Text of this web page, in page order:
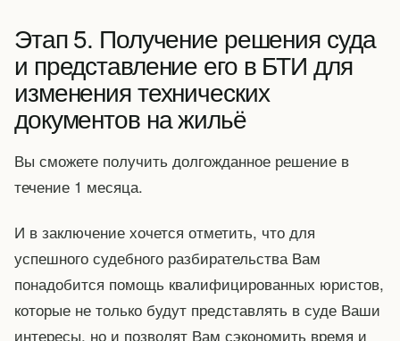
Этап 5. Получение решения суда
и представление его в БТИ для
изменения технических
документов на жильё
Вы сможете получить долгожданное решение в
течение 1 месяца.
И в заключение хочется отметить, что для
успешного судебного разбирательства Вам
понадобится помощь квалифицированных юристов,
которые не только будут представлять в суде Ваши
интересы, но и позволят Вам сэкономить время и